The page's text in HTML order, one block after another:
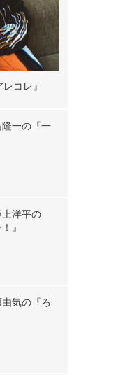
コレ』
隆一の『一
上洋平の
』
由気の『ろ